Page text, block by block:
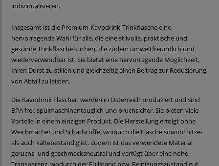
individualisieren.
Insgesamt ist die Premium-Kavodrink-Trinkflasche eine
hervorragende Wahl für alle, die eine stilvolle, praktische und
gesunde Trinkflasche suchen, die zudem umweltfreundlich und
wiederverwendbar ist. Sie bietet eine hervorragende Möglichkeit,
Ihren Durst zu stillen und gleichzeitig einen Beitrag zur Reduzierung
von Abfall zu leisten.
Die Kavodrink Flaschen werden in Österreich produziert und sind
BPA frei, spülmaschinentauglich und bruchsicher. Sie bieten viele
Vorteile in einem einzigen Produkt. Die Herstellung erfolgt ohne
Weichmacher und Schadstoffe, wodurch die Flasche sowohl hitze-
als auch kältebeständig ist. Zudem ist das verwendete Material
geruchs- und geschmacksneutral und verfügt über eine hohe
Transparenz, wodurch der Füllstand bzw. Reinigungszustand gut